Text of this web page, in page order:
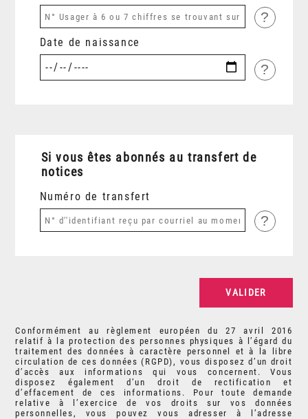
?
Date de naissance
?
Si vous êtes abonnés au transfert de
notices
Numéro de transfert
?
Conformément au règlement européen du 27 avril 2016
relatif à la protection des personnes physiques à l’égard du
traitement des données à caractère personnel et à la libre
circulation de ces données (RGPD), vous disposez d’un droit
d’accès aux informations qui vous concernent. Vous
disposez également d’un droit de rectification et
d’effacement de ces informations. Pour toute demande
relative à l’exercice de vos droits sur vos données
personnelles, vous pouvez vous adresser à l’adresse